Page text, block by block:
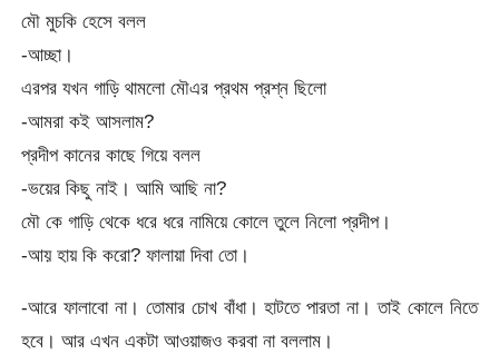
মৌ মুচকি হেসে বলল
-আচ্ছা।
এরপর যখন গাড়ি থামলো মৌএর প্রথম প্রশ্ন ছিলো
-আমরা কই আসলাম?
প্রদীপ কানের কাছে গিয়ে বলল
-ভয়ের কিছু নাই। আমি আছি না?
মৌ কে গাড়ি থেকে ধরে ধরে নামিয়ে কোলে তুলে নিলো প্রদীপ।
-আয় হায় কি করো? ফালায়া দিবা তো।
-আরে ফালাবো না। তোমার চোখ বাঁধা। হাটতে পারতা না। তাই কোলে নিতে
হবে। আর এখন একটা আওয়াজও করবা না বললাম।